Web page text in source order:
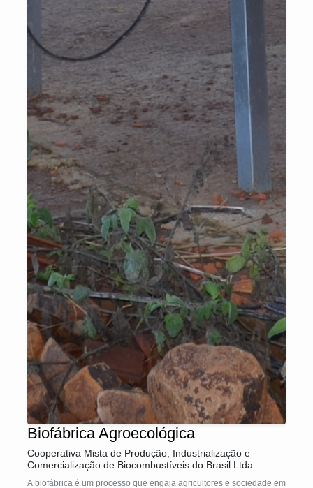
Biofábrica Agroecológica
Cooperativa Mista de Produção, Industrialização e
Comercialização de Biocombustíveis do Brasil Ltda
A biofábrica é um processo que engaja agricultores e sociedade em